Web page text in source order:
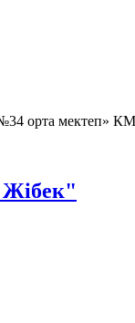
«№34 орта мектеп»